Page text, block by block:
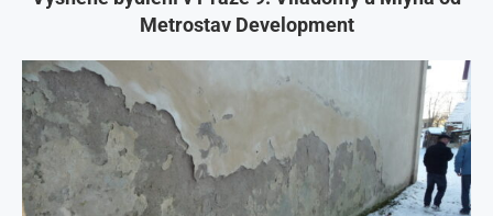
Metrostav Development